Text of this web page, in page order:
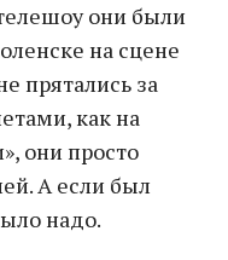
они были
на сцене
прятались за
как на
они просто
А если был
надо.